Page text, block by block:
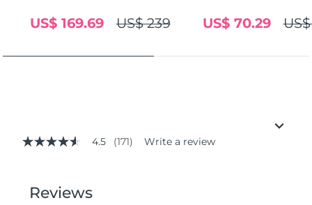
US$ 239
US$ 169.69 US$ 70.29
4.5
stars,
average
4.5 (171) Write a review